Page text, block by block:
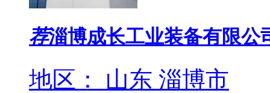
荐淄博成长工业装备有限公
地区： 山东 淄博市